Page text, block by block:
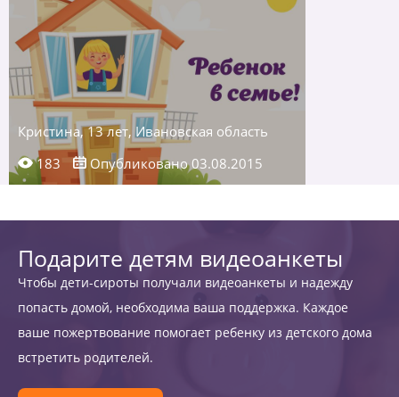
Кристина, 13 лет, Ивановская область
183
Опубликовано 03.08.2015
Подарите детям видеоанкеты
Чтобы дети-сироты получали видеоанкеты и надежду
попасть домой, необходима ваша поддержка. Каждое
ваше пожертвование помогает ребенку из детского дома
встретить родителей.